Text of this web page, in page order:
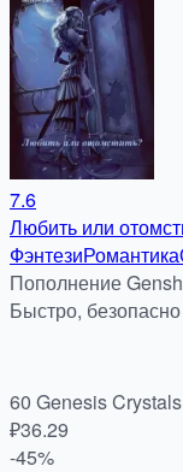
7.6
Любить или
ФэнтезиРомантика
Пополнение
Быстро,
60 Genesis Crystals
₽36.29
-45%